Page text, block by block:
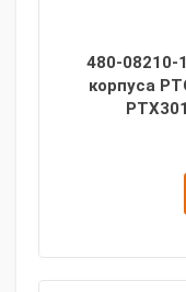
480-08210-
корпуса